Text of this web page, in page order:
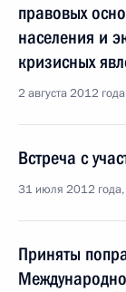
правовых
населения и
кризисных
2 августа 2012
Встреча с
31 июля 2012
Приняты